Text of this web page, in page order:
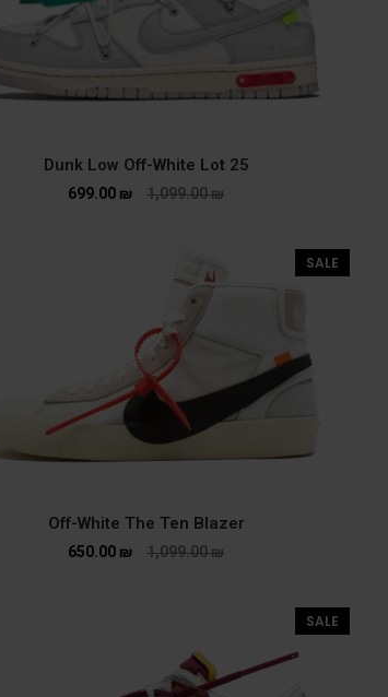
Dunk Low Off-White Lot 25
1,099.00₪
699.00 ₪
SALE
Off-White The Ten Blazer
1,099.00₪
650.00 ₪
SALE